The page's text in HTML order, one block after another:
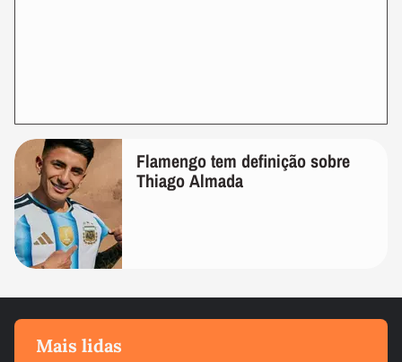
Flamengo tem definição sobre
Thiago Almada
Mais lidas